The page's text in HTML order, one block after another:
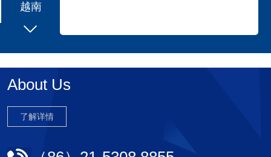
越南
About Us
了解详情